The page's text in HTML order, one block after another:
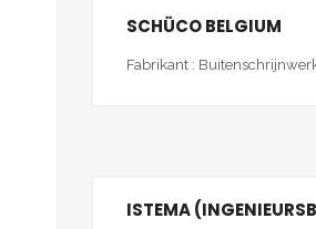
SCHÜCO BELGIUM
Fabrikant :
ISTEMA